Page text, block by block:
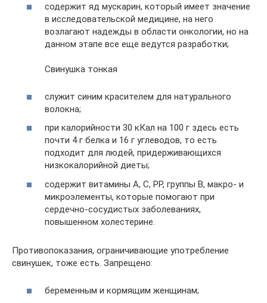
содержит яд мускарин, который имеет значение
в исследовательской медицине, на него
возлагают надежды в области онкологии, но на
данном этапе все еще ведутся разработки;
Свинушка тонкая
служит синим красителем для натурального
волокна;
при калорийности 30 кКал на 100 г здесь есть
почти 4 г белка и 16 г углеводов, то есть
подходит для людей, придерживающихся
низкокалорийной диеты;
содержит витамины А, С, РР, группы В, макро- и
микроэлементы, которые помогают при
сердечно-сосудистых заболеваниях,
повышенном холестерине.
Противопоказания, ограничивающие употребление
свинушек, тоже есть. Запрещено:
беременным и кормящим женщинам;